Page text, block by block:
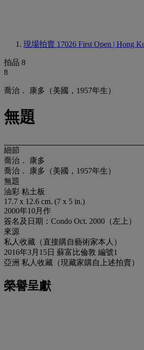
現場拍賣 17026 First Open | Hong
拍品 8
8
喬治． 康多（美國，1957年生）
無題
細節
喬治． 康多
喬治． 康多（美國，1957年生）
無題
油彩 粘土板
17.7 x 12.6 cm. (7 x 5 in.)
2000年10月作
簽名及日期：Condo Oct. 2000（左上）
來源
私人收藏（直接購自藝術家本人）
2016年3月15日 蘇富比倫敦 編號1
亞洲 私人收藏（現藏家購自上述拍賣）
榮譽呈獻